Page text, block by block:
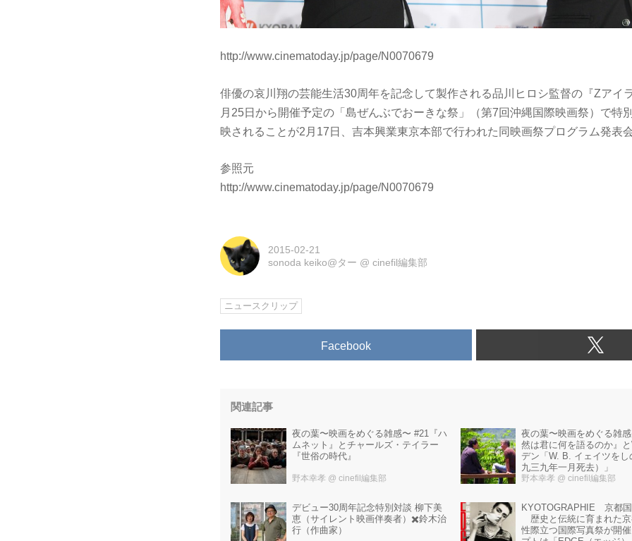
http://www.cinematoday.jp/page/N0070679
俳優の哀川翔の芸能生活30周年を記念して製作される品川ヒロシ監督の『Zアイ
月25日から開催予定の「島ぜんぶでおーきな祭」（第7回沖縄国際映画祭）で特
映されることが2月17日、吉本興業東京本部で行われた同映画祭プログラム発表
参照元
http://www.cinematoday.jp/page/N0070679
2015-02-21
sonoda keiko@ター @cinefil編集部
ニュースクリップ
Facebook
関連記事
夜の葉〜映画をめぐる雑感〜 #21『ハ
ムネット』とチャールズ・テイラー
『世俗の時代』
野本幸孝 @ cinefil編集部
夜の葉〜映画をめぐる雑
然は君に何を語るのか』
デン「W. B. イェイツを
九三九年一月死去）」
野本幸孝 @ cinefil編集部
デビュー30周年記念特別対談 柳下美
恵（サイレント映画伴奏者）✖️鈴木治
行（作曲家）
KYOTOGRAPHIE 京都
歴史と伝統に育まれた
性際立つ国際写真祭が開